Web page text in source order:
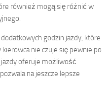
również mogą się różnić w
godzin jazdy, które
nie czuje się pewnie po
jazdy oferuje możliwość
na jeszcze lepsze